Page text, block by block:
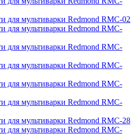
для мультиварки Redmond RMC-02
для мультиварки Redmond RMC-
для мультиварки Redmond RMC-
для мультиварки Redmond RMC-
для мультиварки Redmond RMC-
для мультиварки Redmond RMC-
для мультиварки Redmond RMC-28
для мультиварки Redmond RMC-